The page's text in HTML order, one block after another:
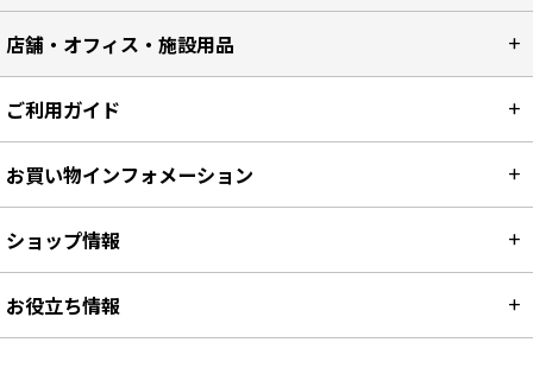
店舗・オフィス・施設用品
ご利用ガイド
お買い物インフォメーション
ショップ情報
お役立ち情報